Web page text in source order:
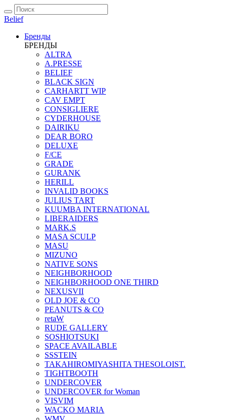
Belief
Бренды
БРЕНДЫ
ALTRA
A.PRESSE
BELIEF
BLACK SIGN
CARHARTT WIP
CAV EMPT
CONSIGLIERE
CYDERHOUSE
DAIRIKU
DEAR BORO
DELUXE
F/CE
GRADE
GURANK
HERILL
INVALID BOOKS
JULIUS TART
KUUMBA INTERNATIONAL
LIBERAIDERS
MARK.S
MASA SCULP
MASU
MIZUNO
NATIVE SONS
NEIGHBORHOOD
NEIGHBORHOOD ONE THIRD
NEXUSVII
OLD JOE & CO
PEANUTS & CO
retaW
RUDE GALLERY
SOSHIOTSUKI
SPACE AVAILABLE
SSSTEIN
TAKAHIROMIYASHITA THESOLOIST.
TIGHTBOOTH
UNDERCOVER
UNDERCOVER for Woman
VISVIM
WACKO MARIA